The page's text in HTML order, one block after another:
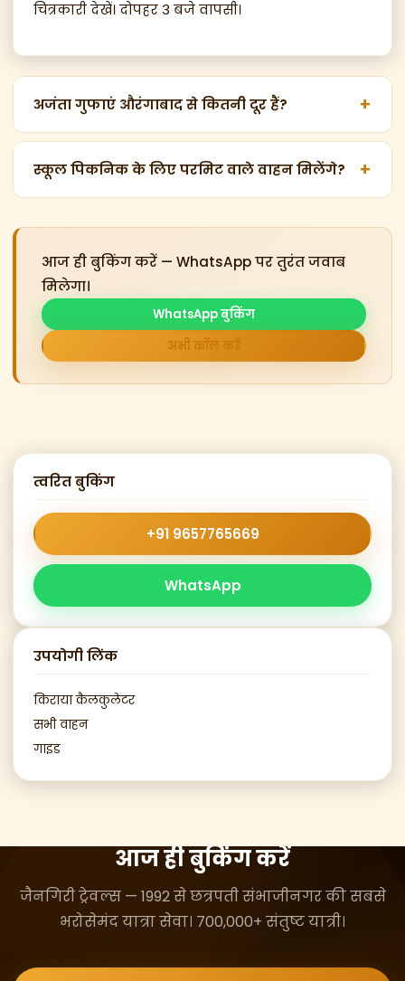
चित्रकारी देखें। दोपहर 3 बजे वापसी।
अजंता गुफाएं औरंगाबाद से कितनी दूर हैं? +
अजंता गुफाएं छत्रपती संभाजीनगर से 100 km दूर हैं। यात्रा
में 2.5 घंटे लगते हैं। एलोरा गुफाएं केवल 30 km (45
स्कूल पिकनिक के लिए परमिट वाले वाहन मिलेंगे? +
लिए RTO परमिट है। ड्राइवर पुलिस वेरिफाइड हैं।
आज ही बुकिंग करें — WhatsApp पर तुरंत जवाब
मिलेगा।
WhatsApp बुकिंग
अभी कॉल करें
त्वरित बुकिंग
+91 9657765669
WhatsApp
उपयोगी लिंक
किराया कैलकुलेटर
सभी वाहन
गाइड
आज ही बुकिंग करें
जैनगिरी ट्रेवल्स — 1992 से छत्रपती संभाजीनगर की सबसे
भरोसेमंद यात्रा सेवा। 700,000+ संतुष्ट यात्री।